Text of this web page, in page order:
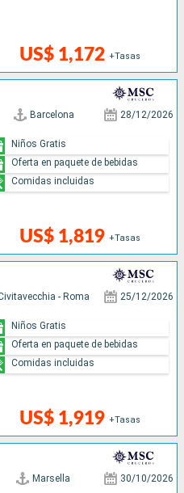
US$ 1,172 +Tasas
Barcelona 28/12/2026
US$ 1,819 +Tasas
Niños Gratis
Oferta en paquete de bebidas
Comidas incluidas
- Roma 25/12/2026
US$ 1,919 +Tasas
Niños Gratis
Oferta en paquete de bebidas
Comidas incluidas
Marsella 30/10/2026